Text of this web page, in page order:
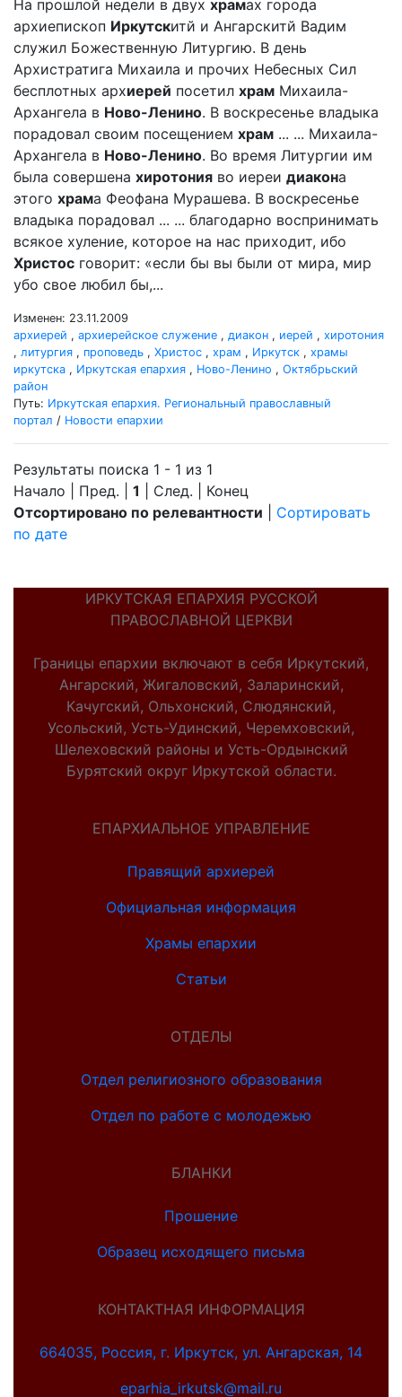
На прошлой недели в двух храмах города
архиепископ Иркутскитй и Ангарскитй Вадим
служил Божественную Литургию. В день
Архистратига Михаила и прочих Небесных Сил
бесплотных архиерей посетил храм Михаила-
Архангела в Ново-Ленино. В воскресенье владыка
порадовал своим посещением храм ... ... Михаила-
Архангела в Ново-Ленино. Во время Литургии им
была совершена хиротония во иереи диакона
этого храма Феофана Мурашева. В воскресенье
владыка порадовал ... ... благодарно воспринимать
всякое хуление, которое на нас приходит, ибо
Христос говорит: «если бы вы были от мира, мир
убо свое любил бы,...
Изменен: 23.11.2009
архиерей , архиерейское служение , диакон , иерей , хиротония
, литургия , проповедь , Христос , храм , Иркутск , храмы
иркутска , Иркутская епархия , Ново-Ленино , Октябрьский
район
Путь: Иркутская епархия. Региональный православный
портал / Новости епархии
Результаты поиска 1 - 1 из 1
Начало | Пред. | 1 | След. | Конец
Отсортировано по релевантности
Сортировать
по дате
ИРКУТСКАЯ ЕПАРХИЯ РУССКОЙ
ПРАВОСЛАВНОЙ ЦЕРКВИ
Границы епархии включают в себя Иркутский,
Ангарский, Жигаловский, Заларинский,
Качугский, Ольхонский, Слюдянский,
Усольский, Усть-Удинский, Черемховский,
Шелеховский районы и Усть-Ордынский
Бурятский округ Иркутской области.
ЕПАРХИАЛЬНОЕ УПРАВЛЕНИЕ
Правящий архиерей
Официальная информация
Храмы епархии
Статьи
ОТДЕЛЫ
Отдел религиозного образования
Отдел по работе с молодежью
БЛАНКИ
Прошение
Образец исходящего письма
КОНТАКТНАЯ ИНФОРМАЦИЯ
664035, Россия, г. Иркутск, ул. Ангарская, 14
eparhia_irkutsk@mail.ru